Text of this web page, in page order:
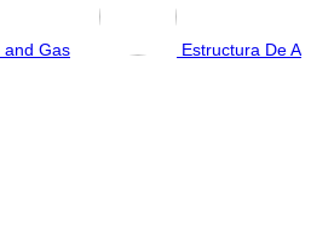
and Gas Estructura De